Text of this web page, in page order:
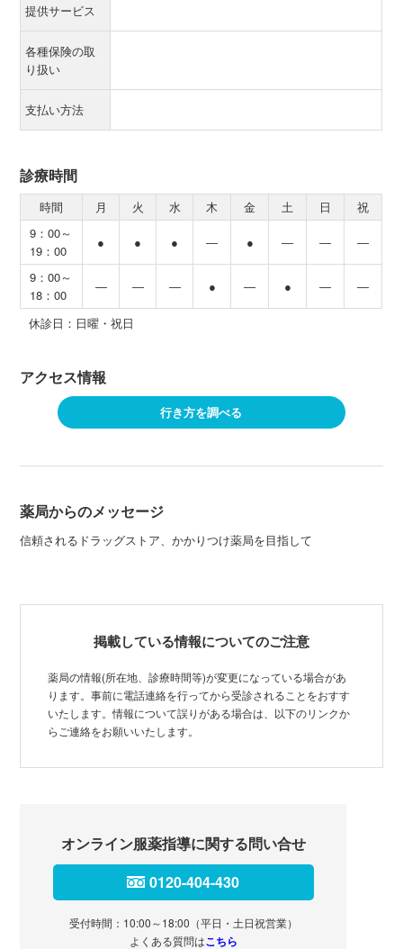
提供サービス
各種保険の取
り扱い
支払い方法
診療時間
時間 月 火 水 木 金 土 日
祝
9：00～
19：00
● ● ● ― ● ― ― ―
9：00～
18：00
― ― ― ● ― ● ― ―
休診日：日曜・祝日
アクセス情報
行き方を調べる
薬局からのメッセージ
信頼されるドラッグストア、かかりつけ薬局を目指して
掲載している情報についてのご注意
薬局の情報(所在地、診療時間等)が変更になっている場合があ
ります。事前に電話連絡を行ってから受診されることをおすす
いたします。情報について誤りがある場合は、以下のリンクか
らご連絡をお願いいたします。
オンライン服薬指導に関する問い合せ
0120-404-430
受付時間：10:00～18:00（平日・土日祝営業）
よくある質問はこちら